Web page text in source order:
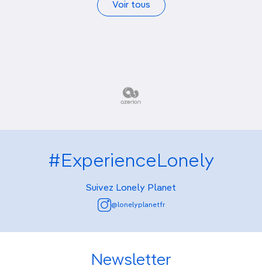
Voir tous
#ExperienceLonely
Suivez Lonely Planet
@lonelyplanetfr
Newsletter